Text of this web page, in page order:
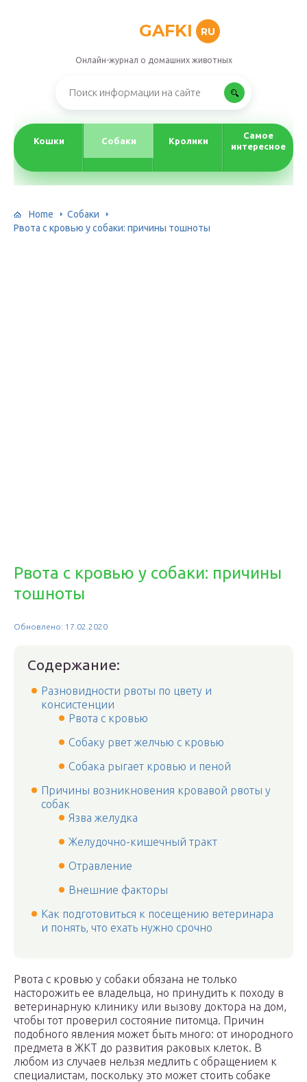
GAFKI RU
Онлайн-журнал о домашних животных
Кошки Собаки Кролики
Самое
интересное
Home
Собаки
Рвота с кровью у собаки: причины тошноты
Рвота с кровью у собаки: причины
тошноты
Обновлено: 17.02.2020
Содержание:
Разновидности рвоты по цвету и
консистенции
Рвота с кровью
Собаку рвет желчью с кровью
Собака рыгает кровью и пеной
Причины возникновения кровавой рвоты у
собак
Язва желудка
Желудочно-кишечный тракт
Отравление
Внешние факторы
Как подготовиться к посещению ветеринара
и понять, что ехать нужно срочно
Рвота с кровью у собаки обязана не только
насторожить ее владельца, но принудить к походу в
ветеринарную клинику или вызову доктора на дом,
чтобы тот проверил состояние питомца. Причин
подобного явления может быть много: от инородного
предмета в ЖКТ до развития раковых клеток. В
любом из случаев нельзя медлить с обращением к
специалистам, поскольку это может стоить собаке